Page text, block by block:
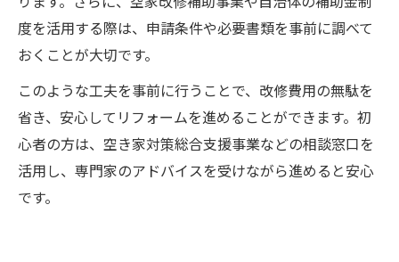
度を活用する際は、申請条件や必要書類を事前に調べて
おくことが大切です。
このような工夫を事前に行うことで、改修費用の無駄を
省き、安心してリフォームを進めることができます。初
心者の方は、空き家対策総合支援事業などの相談窓口を
活用し、専門家のアドバイスを受けながら進めると安心
です。